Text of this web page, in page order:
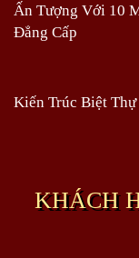
Ấn Tượng Với 10
Đẳng Cấp
Kiến Trúc Biệt
KHÁCH